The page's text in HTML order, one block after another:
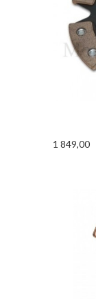
1 849,00